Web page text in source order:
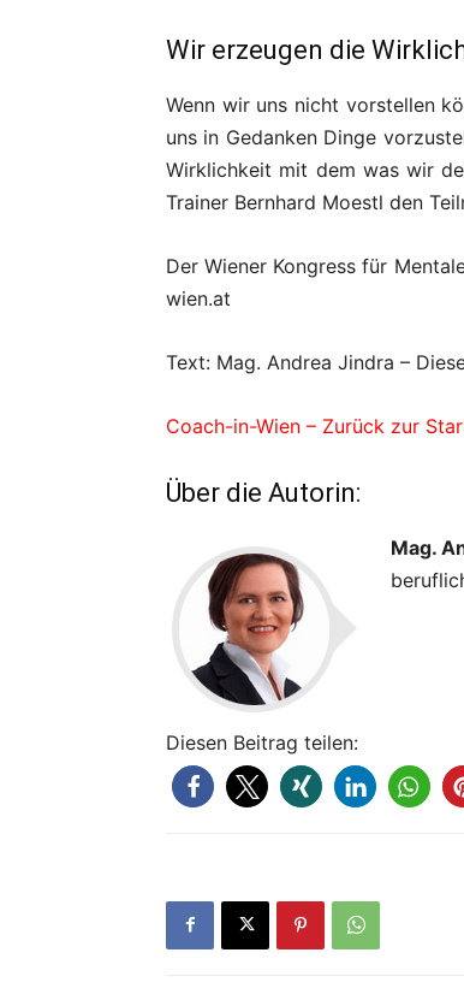
Wir erzeugen die
Wenn wir uns nicht vorstellen
uns in Gedanken Dinge
Wirklichkeit mit dem was wir
Trainer Bernhard Moestl den
Der Wiener Kongress für
wien.at
Text: Mag. Andrea Jindra –
Coach-in-Wien – Zurück zur
Über die Autorin:
Mag.
Diesen Beitrag teilen: